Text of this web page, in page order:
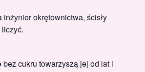
inżynier okrętownictwa, ścisły
liczyć.
bez cukru towarzyszą jej od lat i